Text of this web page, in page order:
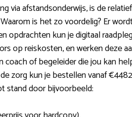
via afstandsonderwijs, is de
is het zo voordelig? Er
opdrachten kun je digitaal
op reiskosten, en werken deze
of begeleider die jou kan
zorg kun je bestellen vanaf
stand door bijvoorbeeld: